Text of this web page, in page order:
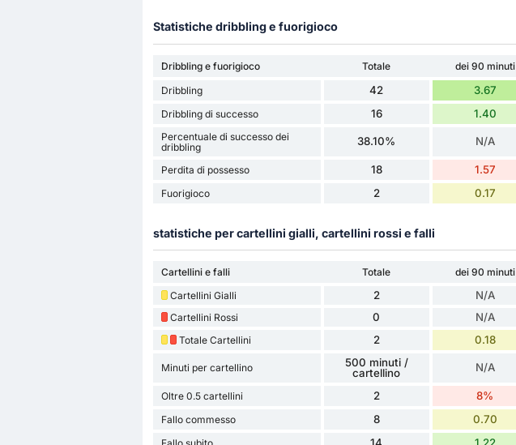
Statistiche dribbling e fuorigioco
Dribbling e fuorigioco Totale dei 90 minuti
Dribbling
42 3.67
Dribbling di successo 16 1.40
Percentuale di successo dei
dribbling
38.10% N/A
Perdita di possesso 18 1.57
Fuorigioco 2 0.17
statistiche per cartellini gialli, cartellini rossi e falli
Cartellini e falli Totale dei 90 minuti
Cartellini Gialli
2 N/A
Cartellini Rossi 0 N/A
Totale Cartellini 2 0.18
Minuti per cartellino
500 minuti /
cartellino
N/A
Oltre 0.5 cartellini 2 8%
Fallo commesso 8 0.70